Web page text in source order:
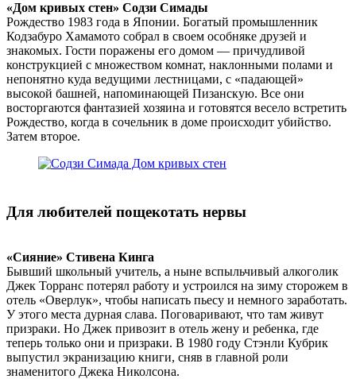
«Дом кривых стен» Содзи Симады
Рождество 1983 года в Японии. Богатый промышленник
Кодзабуро Хамамото собрал в своем особняке друзей и
знакомых. Гости поражены его домом — причудливой
конструкцией с множеством комнат, наклонными полами и
непонятно куда ведущими лестницами, с «падающей»
высокой башней, напоминающей Пизанскую. Все они
восторгаются фантазией хозяина и готовятся весело встретить
Рождество, когда в сочельник в доме происходит убийство.
Затем второе.
Для любителей пощекотать нервы
«Сияние» Стивена Кинга
Бывший школьный учитель, а ныне вспыльчивый алкоголик
Джек Торранс потерял работу и устроился на зиму сторожем в
отель «Оверлук», чтобы написать пьесу и немного заработать.
У этого места дурная слава. Поговаривают, что там живут
призраки. Но Джек привозит в отель жену и ребенка, где
теперь только они и призраки. В 1980 году Стэнли Кубрик
выпустил экранизацию книги, сняв в главной роли
знаменитого Джека Николсона.